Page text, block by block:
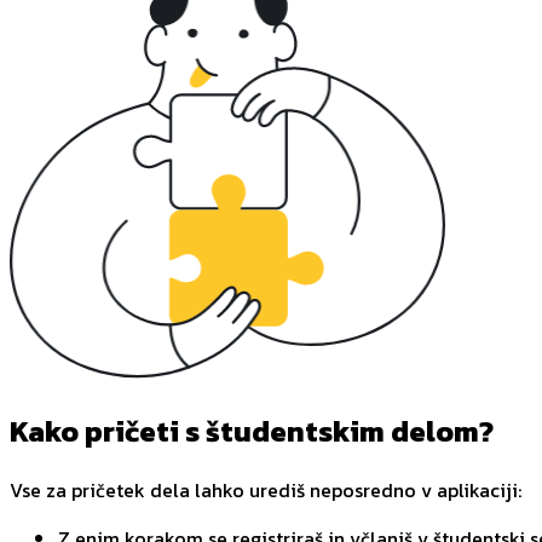
Kako pričeti s študentskim delom?
Vse za pričetek dela lahko urediš neposredno v aplikaciji: